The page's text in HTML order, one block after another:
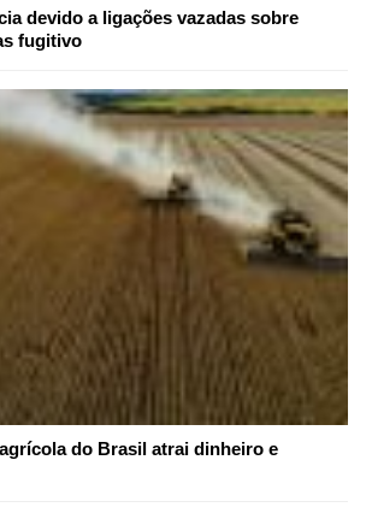
devido a ligações vazadas sobre
fugitivo
do Brasil atrai dinheiro e